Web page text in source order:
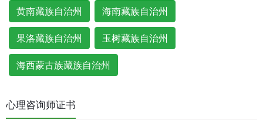
黄南藏族自治州 海南藏族自治州
果洛藏族自治州 玉树藏族自治州
海西蒙古族藏族自治州
心理咨询师证书